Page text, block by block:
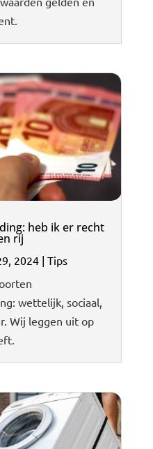
heb ik er recht
rij
2024| Tips
wettelijk, sociaal,
Wij leggen uit op